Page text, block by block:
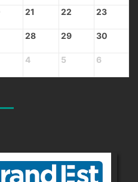
21 22 23
28 29 30
4 5 6